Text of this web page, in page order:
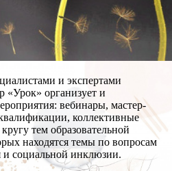
и экспертами
«Урок» организует и
вебинары, мастер-
коллективные
тем образовательной
находятся темы по вопросам
и социальной инклюзии.